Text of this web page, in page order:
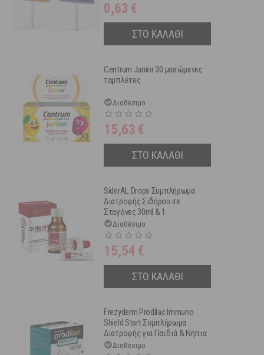
0,63 €
ΣΤΟ ΚΑΛΑΘΙ
Centrum Junior 30 μασώμενες
ταμπλέτες
Διαθέσιμο
15,63 €
ΣΤΟ ΚΑΛΑΘΙ
SiderAL Drops Συμπλήρωμα
Διατροφής Σιδήρου σε
Σταγόνες 30ml & 1
Φακελίσκος 1.9 gr
Διαθέσιμο
15,54 €
ΣΤΟ ΚΑΛΑΘΙ
Frezyderm Prodilac Immuno
Shield Start Συμπλήρωμα
Διατροφής για Παιδιά & Νήπια
30 φακελάκια
Διαθέσιμο